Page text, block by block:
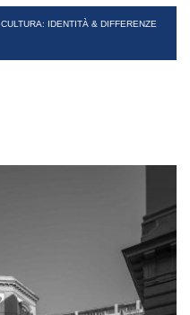
CULTURA: IDENTITÀ & DIFFERENZE